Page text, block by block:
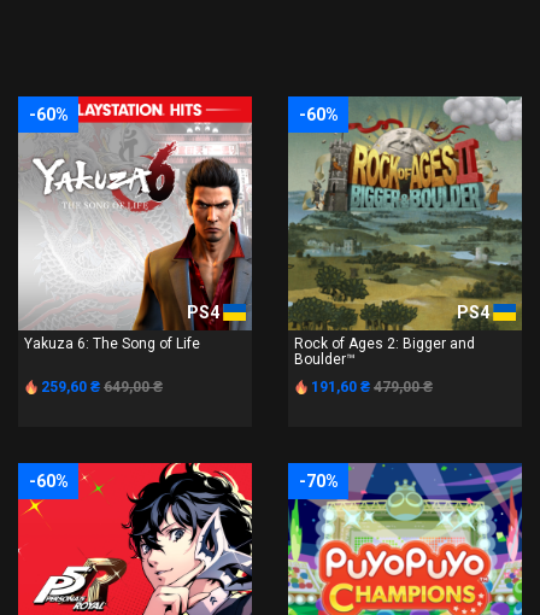
-60%
PS4
Yakuza 6: The Song of Life
259,60 ₴ 649,00 ₴
-60%
PS4
Rock of Ages 2: Bigger and
Boulder™
191,60 ₴ 479,00 ₴
-60% -70%